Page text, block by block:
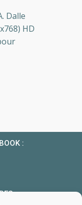
HD
:
: